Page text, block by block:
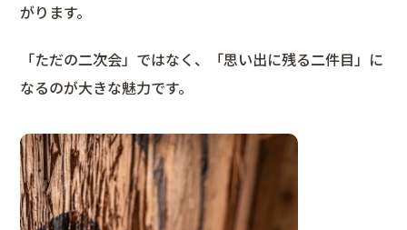
がります。
「ただの二次会」ではなく、「思い出に残る二件目」に
なるのが大きな魅力です。